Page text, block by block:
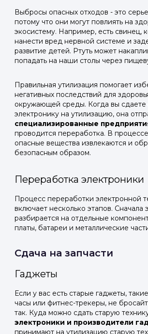
Выбросы опасных отходов - это
потому что они могут повлиять на
экосистему. Например, есть свинец,
нанести вред нервной системе и
развитие детей. Ртуть может
попадать на наши столы через
Правильная утилизация помогает
негативных последствий для
окружающей среды. Когда вы сдаете
электронику на утилизацию, она
специализированные
проводится переработка. В
опасные вещества извлекаются и
безопасным образом.
Переработка электроники
Процесс переработки электронной
включает несколько этапов. Сначала
разбирается на отдельные
платы, батареи и металлические
Сдача на запчасти
Гаджеты
Если у вас есть старые гаджеты,
часы или фитнес-трекеры, не
так. Куда можно сдать старую
электроники и производители
принимают на утилизацию старую